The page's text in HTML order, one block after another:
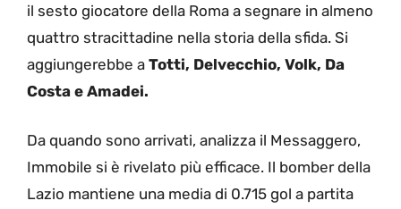
il sesto giocatore della Roma a segnare in almeno
quattro stracittadine nella storia della sfida. Si
aggiungerebbe a Totti, Delvecchio, Volk, Da
Costa e Amadei.
Da quando sono arrivati, analizza il Messaggero,
Immobile si è rivelato più efficace. Il bomber della
Lazio mantiene una media di 0.715 gol a partita